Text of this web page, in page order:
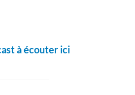
à écouter ici